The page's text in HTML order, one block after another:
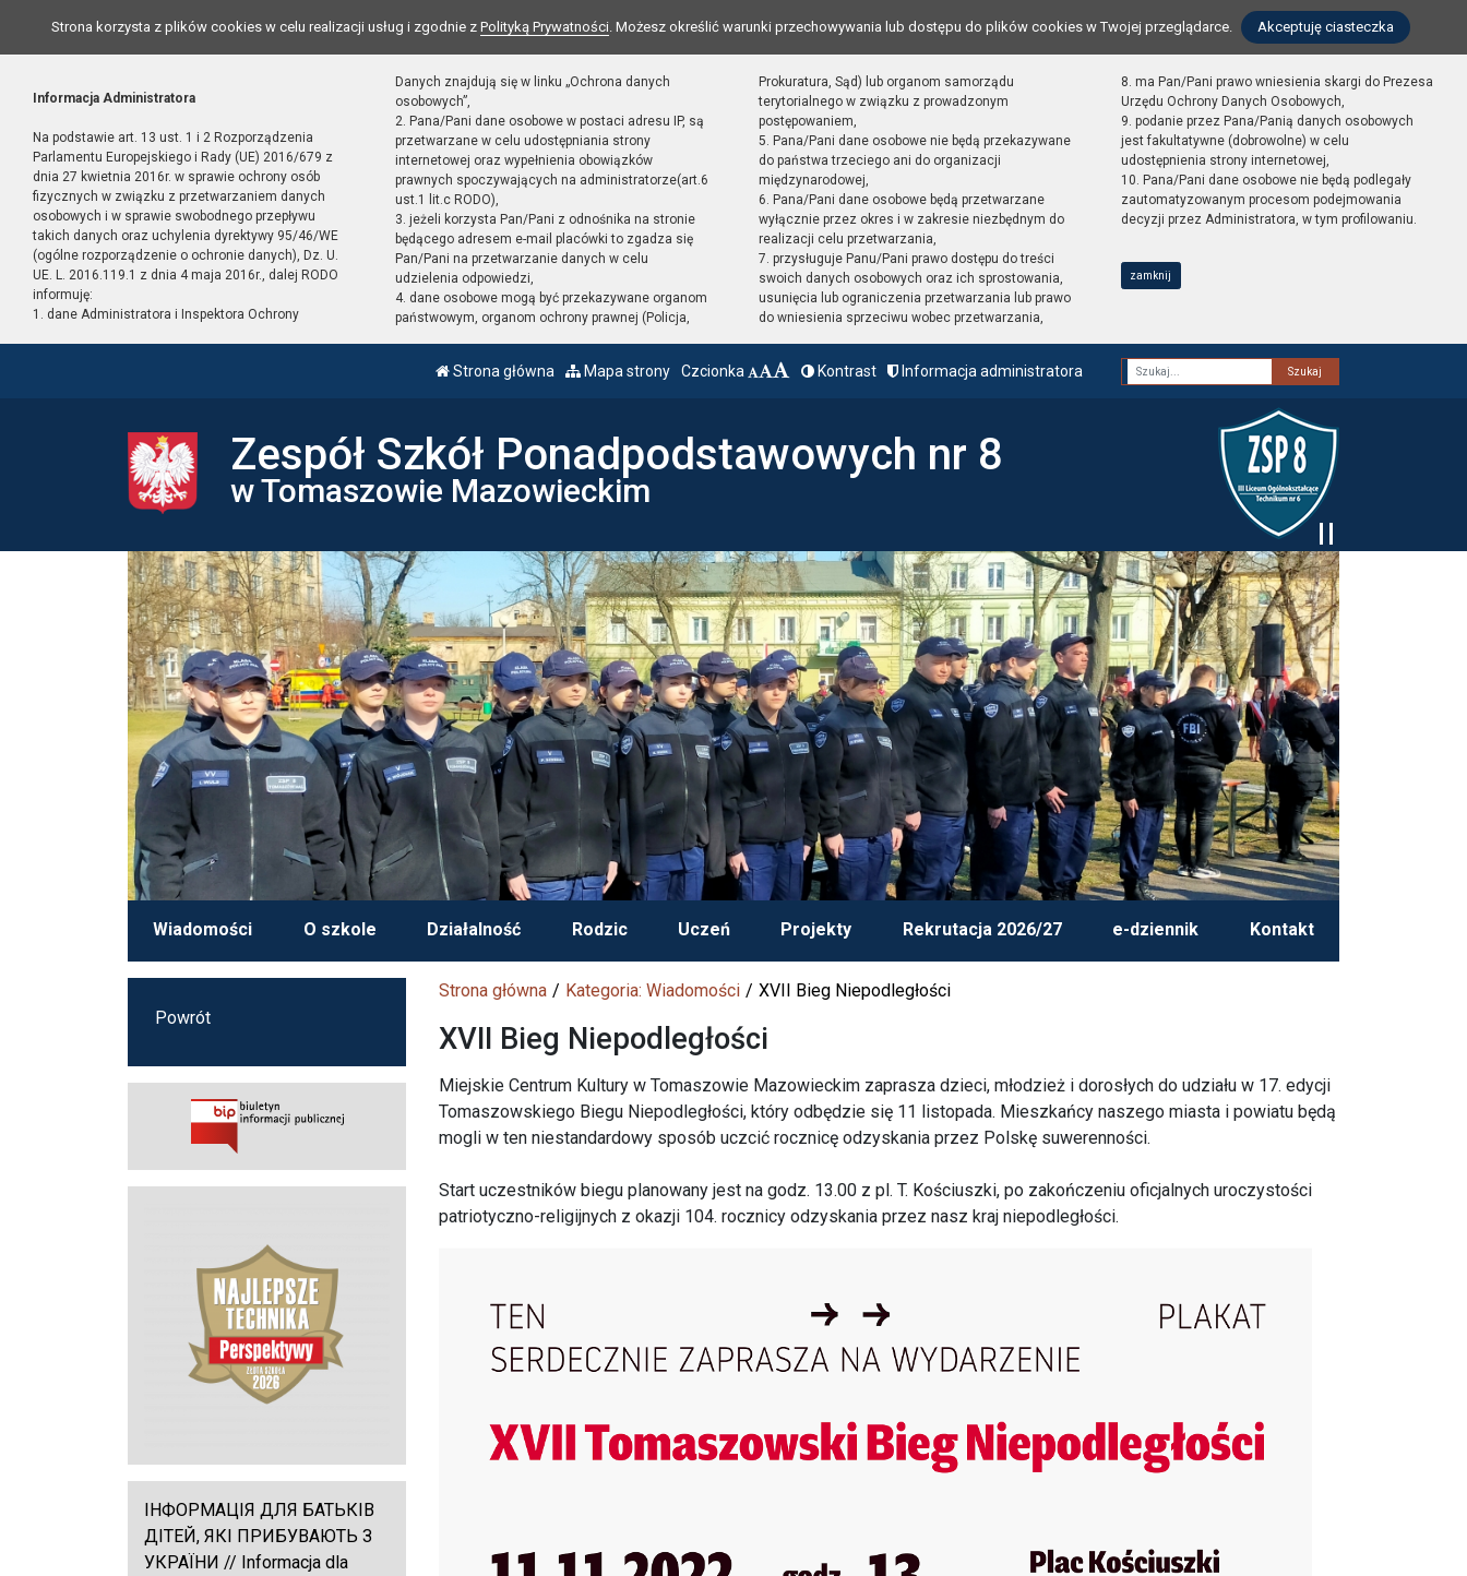
Strona korzysta z plików cookies w celu realizacji usług i zgodnie z Polityką Prywatności. Możesz określić warunki przechowywania lub dostępu do plików cookies w Twojej przeglądarce. Akceptuję ciasteczka
Informacja Administratora
Na podstawie art. 13 ust. 1 i 2 Rozporządzenia
Parlamentu Europejskiego i Rady (UE) 2016/679 z
dnia 27 kwietnia 2016r. w sprawie ochrony osób
fizycznych w związku z przetwarzaniem danych
osobowych i w sprawie swobodnego przepływu
takich danych oraz uchylenia dyrektywy 95/46/WE
(ogólne rozporządzenie o ochronie danych), Dz. U.
UE. L. 2016.119.1 z dnia 4 maja 2016r., dalej RODO
informuję:
1. dane Administratora i Inspektora Ochrony
Danych znajdują się w linku „Ochrona danych
osobowych”,
2. Pana/Pani dane osobowe w postaci adresu IP, są
przetwarzane w celu udostępniania strony
internetowej oraz wypełnienia obowiązków
prawnych spoczywających na administratorze(art.6
ust.1 lit.c RODO),
3. jeżeli korzysta Pan/Pani z odnośnika na stronie
będącego adresem e-mail placówki to zgadza się
Pan/Pani na przetwarzanie danych w celu
udzielenia odpowiedzi,
4. dane osobowe mogą być przekazywane organom
państwowym, organom ochrony prawnej (Policja,
Prokuratura, Sąd) lub organom samorządu
terytorialnego w związku z prowadzonym
postępowaniem,
5. Pana/Pani dane osobowe nie będą przekazywane
do państwa trzeciego ani do organizacji
międzynarodowej,
6. Pana/Pani dane osobowe będą przetwarzane
wyłącznie przez okres i w zakresie niezbędnym do
realizacji celu przetwarzania,
7. przysługuje Panu/Pani prawo dostępu do treści
swoich danych osobowych oraz ich sprostowania,
usunięcia lub ograniczenia przetwarzania lub prawo
do wniesienia sprzeciwu wobec przetwarzania,
8. ma Pan/Pani prawo wniesienia skargi do Prezesa
Urzędu Ochrony Danych Osobowych,
9. podanie przez Pana/Panią danych osobowych
jest fakultatywne (dobrowolne) w celu
udostępnienia strony internetowej,
10. Pana/Pani dane osobowe nie będą podlegały
zautomatyzowanym procesom podejmowania
decyzji przez Administratora, w tym profilowaniu.
zamknij
Strona główna Mapa strony Czcionka Kontrast Informacja administratora
Fraza
Zespół Szkół Ponadpodstawowych nr 8
w Tomaszowie Mazowieckim
Wiadomości O szkole Działalność Rodzic Uczeń Projekty Rekrutacja 2026/27 e-dziennik Kontakt
Strona główna Kategoria: Wiadomości XVII Bieg Niepodległości
XVII Bieg Niepodległości
Miejskie Centrum Kultury w Tomaszowie Mazowieckim zaprasza dzieci, młodzież i dorosłych do udziału w 17. edycji
Tomaszowskiego Biegu Niepodległości, który odbędzie się 11 listopada. Mieszkańcy naszego miasta i powiatu będą
mogli w ten niestandardowy sposób uczcić rocznicę odzyskania przez Polskę suwerenności.
Start uczestników biegu planowany jest na godz. 13.00 z pl. T. Kościuszki, po zakończeniu oficjalnych uroczystości
patriotyczno-religijnych z okazji 104. rocznicy odzyskania przez nasz kraj niepodległości.
Powrót
ІНФОРМАЦІЯ ДЛЯ БАТЬКІВ
ДІТЕЙ, ЯКІ ПРИБУВАЮТЬ З
УКРАЇНИ // Informacja dla